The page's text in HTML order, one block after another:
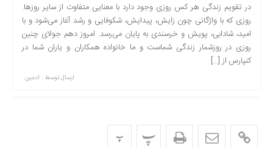
در تقویم زندگی هر کس روزی وجود دارد با معنایی متفاوت از سایر روزها.
روزی که با واژگانی چون زایش، پیدایش، شکوفایی و رشد آغاز می‌شود و با
امید، شادابی، پویش و خرسندی به پایان می‌رسد. امروز دهم جولای چنین
روزی در روزشمار زندگی شماست و ما خانواده همکاران و یاران شما در
کنپارس از […]
ارسال توسط : ادمین
پ پ